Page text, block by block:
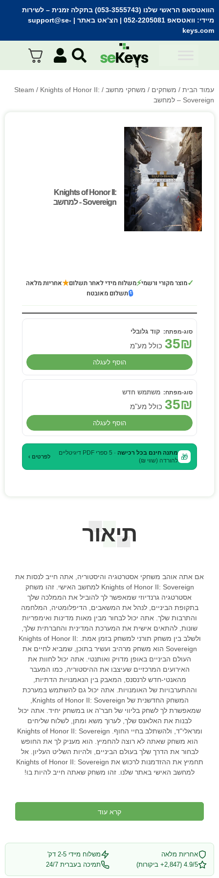
הוואטסאפ הראשי שלנו (053-3555743) בתקלה זמנית
– לשירות
מיידי: וואטסאפ 052-2205081 | הצ’אט באתר | support@se-
keys.com
עמוד הבית / משחקים / משחקי מחשב /
Steam / Knights of Honor II:
Sovereign – למחשב
Knights of Honor II:
Sovereign - למחשב
Knights of Honor II:
Sovereign - למחשב
✓מוצר מקורי ורשמי⚡משלוח מידי לאחר תשלום★אחריות מלאה
🔒תשלום מאובטח
קוד גלובלי
35₪ כולל מע"מ
הוסף לעגלה
משתמש חדש
35₪ כולל מע"מ
הוסף לעגלה
🎁 מתנה חינם בכל רכישה
· 5 ספרי PDF דיגיטליים
להורדה (שווי ₪)
לפרטים ›
תיאור
אם אתה אוהב משחקי אסטרטגיה והיסטוריה, אתה חייב לנסות את
Knights of Honor II: Sovereign למחשב האישי. זהו משחק
אסטרטגיה גרנדיוזי שמאפשר לך להוביל את הממלכה שלך
בתקופת הביניים, לנהל את המשאבים, הדיפלומטיה, המלחמה
והתרבות שלך. אתה יכול לבחור מבין מאות מדינות ואימפריות
שונות, להתאים אישית את המערכת המדינית והחברתית שלך,
ולשלב בין משחק תורני למשחק בזמן אמת. Knights of Honor II:
Sovereign הוא משחק מרהיב ועשיר בתוכן, שמביא לחיים את
העולם הביניים באופן מדויק ואותנטי. אתה יכול לחוות את
האירועים המרכזיים שעיצבו את ההיסטוריה, כמו המעבר
מהאנטי-חדש לרנסנס, המאבק בין הנאמנויות הדתיות,
וההתערבויות של האומנויות. אתה יכול גם להשתמש במערכת
שמאפשרת לך לשחק בליווי של חבר'ה או במשחק יחיד. אתה יכול
לבנות את האלאנס שלך, לערוך משא ומתן, לשלוח שליחים
ומראלי"ד, ולהשתלב בחיי החוף. Knights of Honor II: Sovereign
הוא משחק שאתה לא רוצה להחמיץ. הוא מעניק לך את החופש
לבחור את הדרך שלך בעולם הביניים, ולהיות השליט העליון. אל
תחמיץ את ההזדמנות לרכוש את Knights of Honor II: Sovereign
למחשב האישי באתר שלנו. זהו משחק שאתה חייב להיות בו!
קרא עוד
אחריות מלאה
משלוח מיידי 2-5 דק'
4.9/5 (2,847+ ביקורות)
תמיכה בעברית 24/7